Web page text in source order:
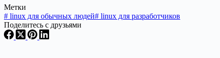
Метки
# linux для обычных людей# linux для разработчиков
Поделитесь с друзьями